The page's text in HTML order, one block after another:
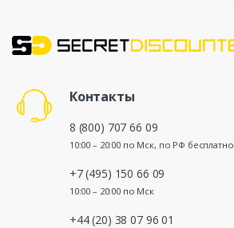
Контакты
8 (800) 707 66 09
10:00 – 20:00 по Мск, по РФ бесплатно
+7 (495) 150 66 09
10:00 – 20:00 по Мск
+44 (20) 38 07 96 01